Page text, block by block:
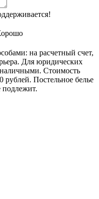
на расчетный счет,
Для юридических
Стоимость
рублей. Постельное белье
подлежит.